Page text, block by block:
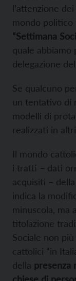
l’attenzione
mondo politico
“Settimana
quale abbiamo
delegazione
Se qualcuno
un tentativo di
modelli di
realizzati in
Il mondo
i tratti – dati
acquisiti –
indica la
minuscola, ma
titolazione
Sociale non
cattolici “in
della presenza